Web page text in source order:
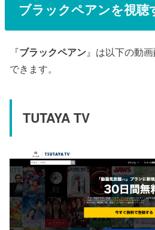
ブラックペアンを視聴
『ブラックペアン』は以下の動
できます。
TUTAYA TV